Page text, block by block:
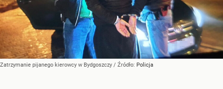
Zatrzymanie pijanego kierowcy w Bydgoszczy / Źródło: Policja